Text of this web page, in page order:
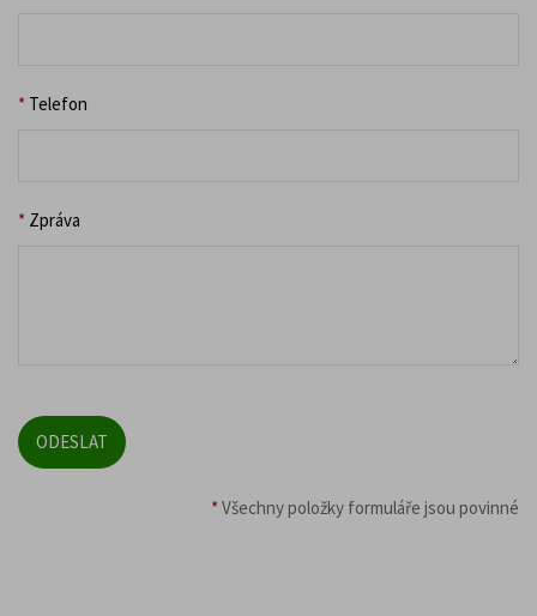
* Telefon
* Zpráva
*Všechny položky formuláře jsou povinné